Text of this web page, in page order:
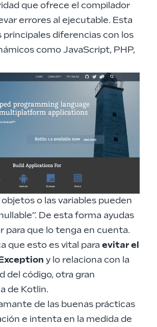
que ofrece el compilador
errores al ejecutable. Esta
principales diferencias con los
como JavaScript, PHP,
o las variables pueden
De esta forma ayudas
para que lo tenga en cuenta.
que esto es vital para evitar el
y lo relaciona con la
del código, otra gran
de Kotlin.
de las buenas prácticas
e intenta en la medida de